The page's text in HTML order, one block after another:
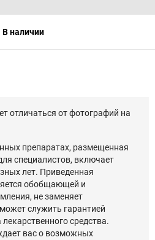
В наличии
отличаться от фотографий на
препаратах, размещенная
специалистов, включает
лет. Приведенная
обобщающей и
не заменяет
служить гарантией
средства.
вас о возможных